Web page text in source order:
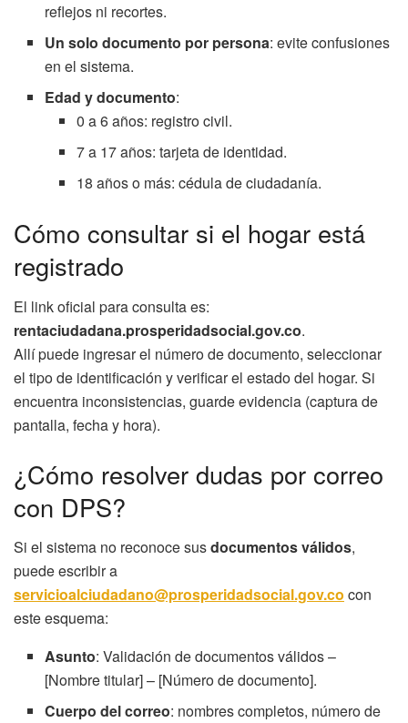
reflejos ni recortes.
Un solo documento por persona: evite confusiones
en el sistema.
Edad y documento:
0 a 6 años: registro civil.
7 a 17 años: tarjeta de identidad.
18 años o más: cédula de ciudadanía.
Cómo consultar si el hogar está
registrado
El link oficial para consulta es:
rentaciudadana.prosperidadsocial.gov.co.
Allí puede ingresar el número de documento, seleccionar
el tipo de identificación y verificar el estado del hogar. Si
encuentra inconsistencias, guarde evidencia (captura de
pantalla, fecha y hora).
¿Cómo resolver dudas por correo
con DPS?
Si el sistema no reconoce susdocumentos válidos,
puede escribir a
servicioalciudadano@prosperidadsocial.gov.co con
este esquema:
Asunto: Validación de documentos válidos –
[Nombre titular] – [Número de documento].
Cuerpo del correo: nombres completos, número de